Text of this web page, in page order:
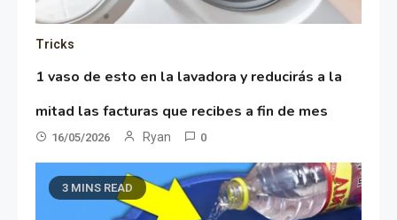
Tricks
1 vaso de esto en la lavadora y reducirás a la
mitad las facturas que recibes a fin de mes
16/05/2026 Ryan 0
3 MINS READ